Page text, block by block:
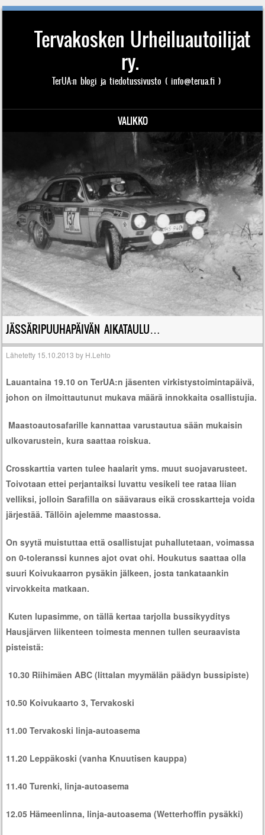
Tervakosken Urheiluautoilijat
ry.
TerUA:n blogi ja tiedotussivusto ( info@terua.fi )
VALIKKO
JÄSSÄRIPUUHAPÄIVÄN AIKATAULU…
Lähetetty 15.10.2013 by H.Lehto
Lauantaina 19.10 on TerUA:n jäsenten virkistystoimintapäivä,
johon on ilmoittautunut mukava määrä innokkaita osallistujia.
Maastoautosafarille kannattaa varustautua sään mukaisin
ulkovarustein, kura saattaa roiskua.
Crosskarttia varten tulee haalarit yms. muut suojavarusteet.
Toivotaan ettei perjantaiksi luvattu vesikeli tee rataa liian
velliksi, jolloin Sarafilla on säävaraus eikä crosskartteja voida
järjestää. Tällöin ajelemme maastossa.
On syytä muistuttaa että osallistujat puhallutetaan, voimassa
on 0-toleranssi kunnes ajot ovat ohi. Houkutus saattaa olla
suuri Koivukaarron pysäkin jälkeen, josta tankataankin
virvokkeita matkaan.
Kuten lupasimme, on tällä kertaa tarjolla bussikyyditys
Hausjärven liikenteen toimesta mennen tullen seuraavista
pisteistä:
10.30 Riihimäen ABC (Iittalan myymälän päädyn bussipiste)
10.50 Koivukaarto 3, Tervakoski
11.00 Tervakoski linja-autoasema
11.20 Leppäkoski (vanha Knuutisen kauppa)
11.40 Turenki, linja-autoasema
12.05 Hämeenlinna, linja-autoasema (Wetterhoffin pysäkki)